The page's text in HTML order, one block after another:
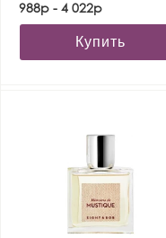
988р - 4 022р
Купить